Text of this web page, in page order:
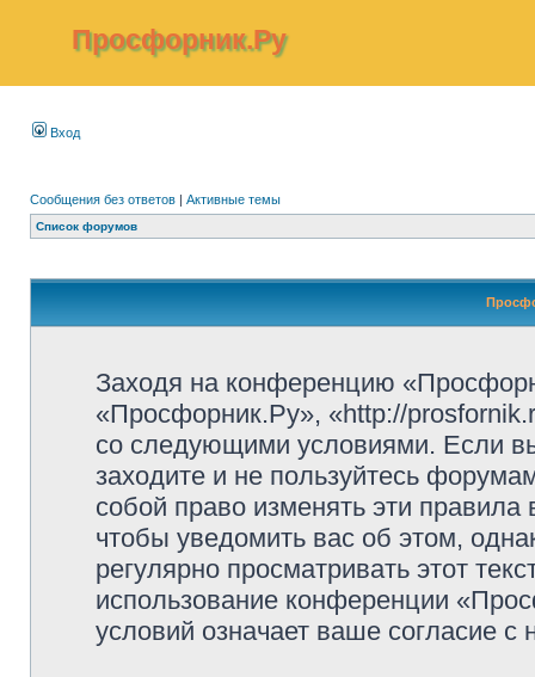
Просфорник.Ру
Вход
Сообщения без ответов | Активные темы
Список форумов
Заходя на конференцию
«Просфорник.Ру», «http://
со следующими условиями. Если
заходите и не пользуйтесь
собой право изменять эти
чтобы уведомить вас об этом,
регулярно просматривать этот
использование конференции
условий означает ваше согласие с